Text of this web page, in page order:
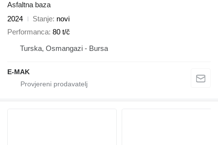
Asfaltna baza
2024
Stanje novi
Performanca 80 t/č
Turska, Osmangazi - Bursa
E-MAK